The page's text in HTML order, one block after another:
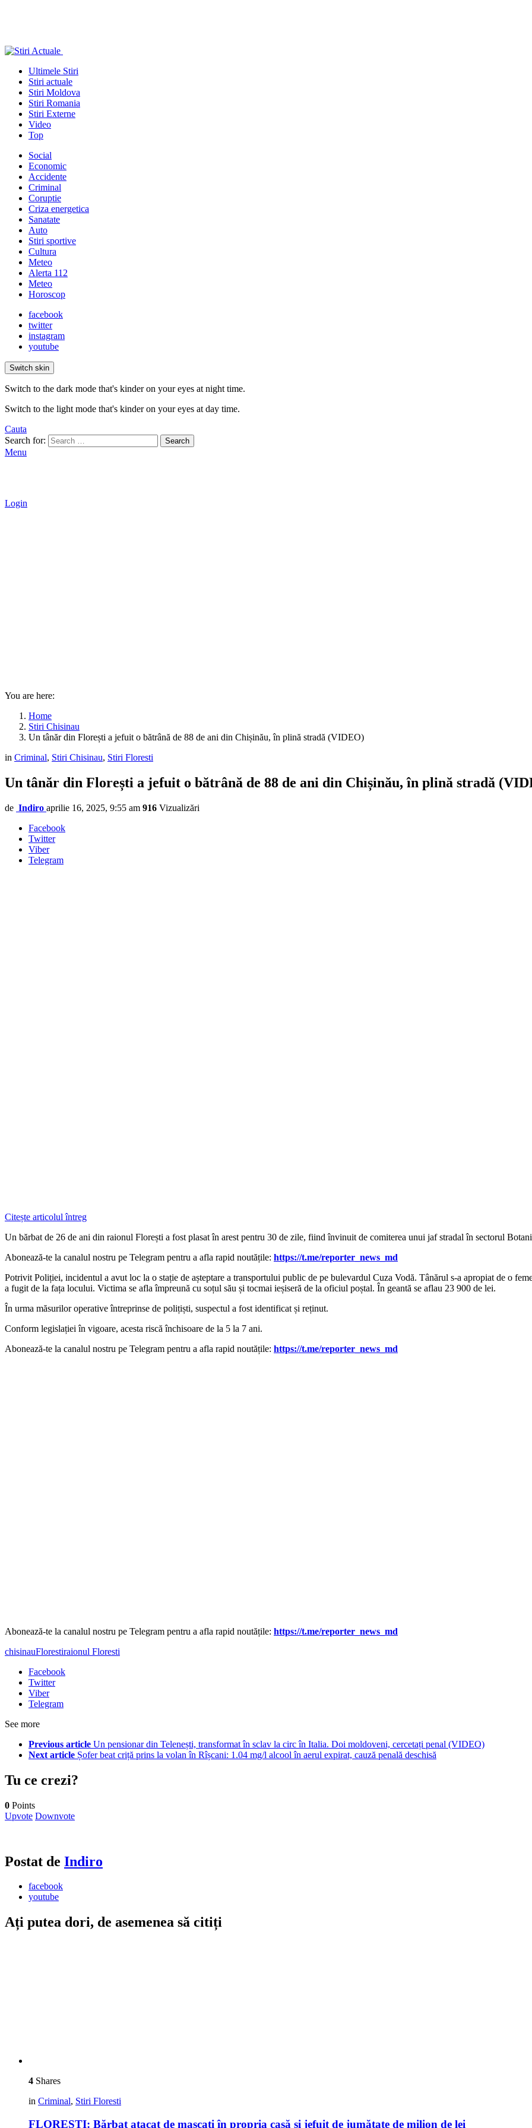
Ultimele Stiri
Stiri actuale
Stiri Moldova
Stiri Romania
Stiri Externe
Video
Top
Social
Economic
Accidente
Criminal
Coruptie
Criza energetica
Sanatate
Auto
Stiri sportive
Cultura
Meteo
Alerta 112
Meteo
Horoscop
facebook
twitter
instagram
youtube
Switch skin
Switch to the dark mode that's kinder on your eyes at night time.
Switch to the light mode that's kinder on your eyes at day time.
Cauta
Search for:
Search
Menu
Login
You are here:
Home
Stiri Chisinau
Un tânăr din Florești a jefuit o bătrână de 88 de ani din Chișinău, în plină stradă (VIDEO)
in Criminal, Stiri Chisinau, Stiri Floresti
Un tânăr din Florești a jefuit o bătrână de 88 de ani din Chișinău, în plină stradă
de Indiro aprilie 16, 2025, 9:55 am 916 Vizualizări
Facebook
Twitter
Viber
Telegram
Citește articolul întreg
Un bărbat de 26 de ani din raionul Florești a fost plasat în arest pentru 30 de zile, fiind învinuit de comiterea unui jaf stradal în sectorul
‍Abonează-te la canalul nostru pe Telegram pentru a afla rapid noutățile: https://t.me/reporter_news_md
Potrivit Poliției, incidentul a avut loc la o stație de așteptare a transportului public de pe bulevardul Cuza Vodă. Tânărul s-a apropiat de o
a fugit de la fața locului. Victima se afla împreună cu soțul său și tocmai ieșiseră de la oficiul poștal. În geantă se aflau 23 900 de lei.
În urma măsurilor operative întreprinse de polițiști, suspectul a fost identificat și reținut.
Conform legislației în vigoare, acesta riscă închisoare de la 5 la 7 ani.
‍Abonează-te la canalul nostru pe Telegram pentru a afla rapid noutățile: https://t.me/reporter_news_md
‍Abonează-te la canalul nostru pe Telegram pentru a afla rapid noutățile: https://t.me/reporter_news_md
chisinauFlorestiraionul Floresti
Facebook
Twitter
Viber
Telegram
See more
Previous article Un pensionar din Telenești, transformat în sclav la circ în Italia. Doi moldoveni, cercetați penal (VIDEO)
Next article Șofer beat criță prins la volan în Rîșcani: 1.04 mg/l alcool în aerul expirat, cauză penală deschisă
Tu ce crezi?
0 Points
Upvote Downvote
Postat de Indiro
facebook
youtube
Ați putea dori, de asemenea să citiți
4 Shares
in Criminal, Stiri Floresti
FLOREȘTI: Bărbat atacat de mascați în propria casă și jefuit de jumătate de milion de lei